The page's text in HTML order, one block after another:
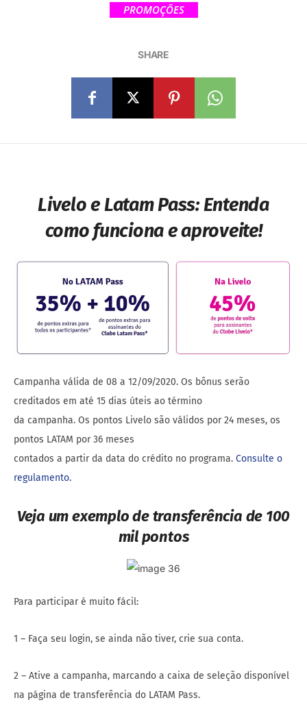
PROMOÇÕES
SHARE
Livelo e Latam Pass: Entenda
como funciona e aproveite!
Campanha válida de 08 a 12/09/2020. Os bônus serão
creditados em até 15 dias úteis ao término
da campanha. Os pontos Livelo são válidos por 24 meses, os
pontos LATAM por 36 meses
contados a partir da data do crédito no programa. Consulte o
regulamento.
Veja um exemplo de transferência de 100
mil pontos
Para participar é muito fácil:
1 – Faça seu login, se ainda não tiver, crie sua conta.
2 – Ative a campanha, marcando a caixa de seleção disponível
na página de transferência do LATAM Pass.